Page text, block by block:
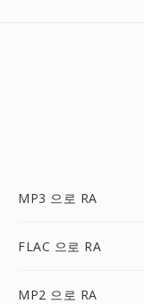
MP3 으로 RA
FLAC 으로 RA
MP2 으로 RA